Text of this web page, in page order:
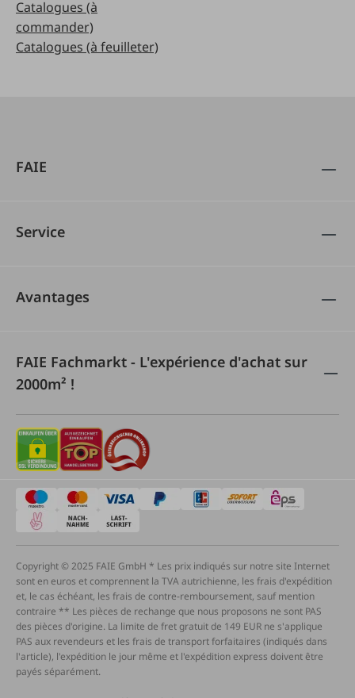
Catalogues (à
commander)
Catalogues (à feuilleter)
FAIE
Service
Avantages
FAIE Fachmarkt - L'expérience d'achat sur
2000m² !
Copyright © 2025 FAIE GmbH * Les prix indiqués sur notre site Internet
sont en euros et comprennent la TVA autrichienne, les frais d'expédition
et, le cas échéant, les frais de contre-remboursement, sauf mention
contraire ** Les pièces de rechange que nous proposons ne sont PAS
des pièces d'origine. La limite de fret gratuit de 149 EUR ne s'applique
PAS aux revendeurs et les frais de transport forfaitaires (indiqués dans
l'article), l'expédition le jour même et l'expédition express doivent être
payés séparément.